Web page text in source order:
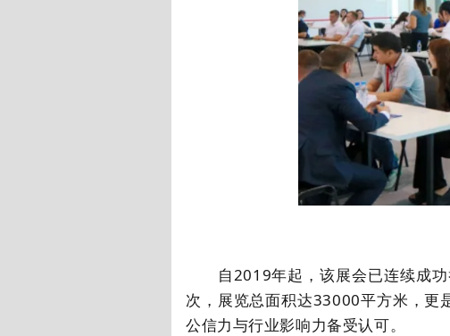
自2019年起，该展会已连续成
次，展览总面积达33000平方米，更
公信力与行业影响力备受认可。